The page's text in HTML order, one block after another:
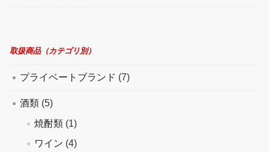
取扱商品（カテゴリ別）
プライベートブランド (7)
酒類 (5)
焼酎類 (1)
ワイン (4)